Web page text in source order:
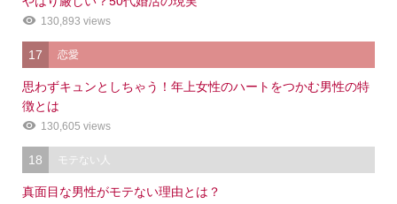
130,893 views
17 恋愛
思わずキュンとしちゃう！年上女性のハートをつかむ男性の特
徴とは
130,605 views
18 モテない人
真面目な男性がモテない理由とは？